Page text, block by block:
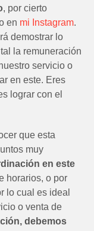
, por cierto
en mi Instagram.
demostrar lo
la remuneración
servicio o
en este. Eres
lograr con el
que esta
muy
en este
horarios, o por
lo cual es ideal
o venta de
debemos